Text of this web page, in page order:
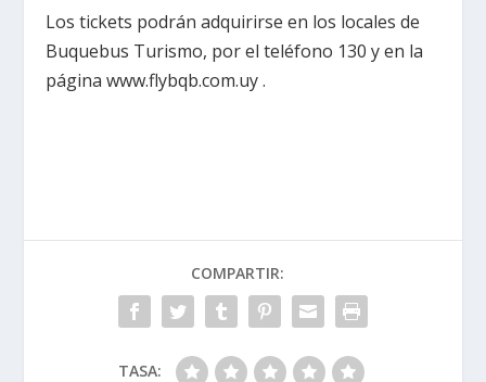
Los tickets podrán adquirirse en los locales de
Buquebus Turismo, por el teléfono 130 y en la
página www.flybqb.com.uy .
COMPARTIR:
TASA: